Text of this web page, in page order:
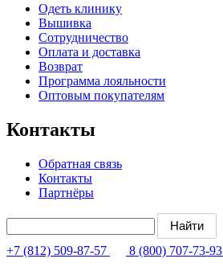
Одеть клинику
Вышивка
Сотрудничество
Оплата и доставка
Возврат
Программа лояльности
Оптовым покупателям
Контакты
Обратная связь
Контакты
Партнёры
+7 (812) 509-87-57 8 (800) 707-73-93